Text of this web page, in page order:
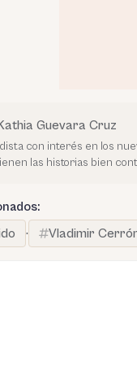
Guevara Cruz
con interés en los
las historias bien
· Vladimir